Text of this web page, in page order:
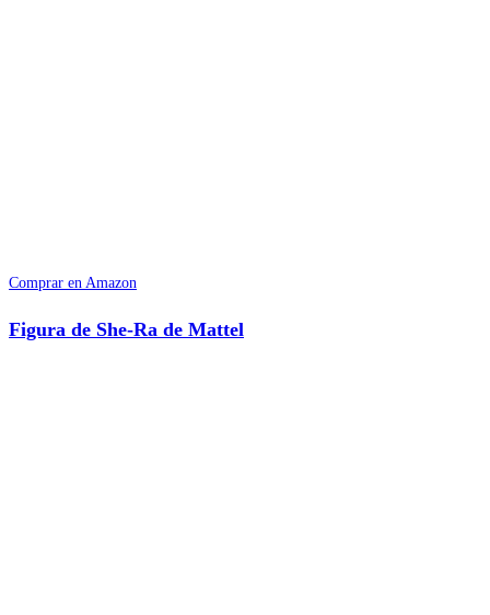
Comprar en Amazon
Figura de She-Ra de Mattel